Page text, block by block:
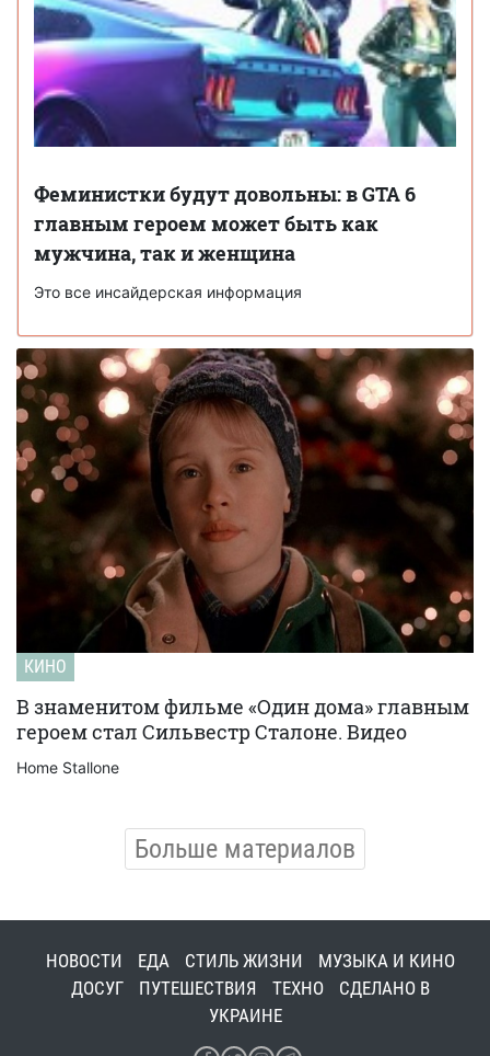
Феминистки будут довольны: в GTA 6
главным героем может быть как
мужчина, так и женщина
Это все инсайдерская информация
КИНО
В знаменитом фильме «Один дома» главным
героем стал Сильвестр Сталоне. Видео
Home Stallone
Больше материалов
НОВОСТИ ЕДА СТИЛЬ ЖИЗНИ
МУЗЫКА И КИНО
ДОСУГ
ПУТЕШЕСТВИЯ ТЕХНО
СДЕЛАНО В
УКРАИНЕ